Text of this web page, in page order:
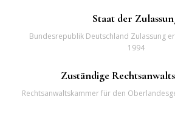
Staat der
Bundesrepublik Deutschland Zulassung
1994
Zuständige
Rechtsanwaltskammer für den